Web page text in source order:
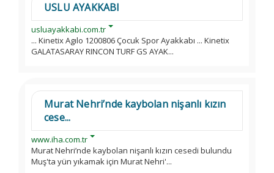
USLU AYAKKABI
usluayakkabi.com.tr
... Kinetix Agılo 1200806 Çocuk Spor Ayakkabı ... Kinetix
GALATASARAY RINCON TURF GS AYAK...
Murat Nehri’nde kaybolan nişanlı kızın
cese...
www.iha.com.tr
Murat Nehri’nde kaybolan nişanlı kızın cesedi bulundu
Muş'ta yün yıkamak için Murat Nehri'...